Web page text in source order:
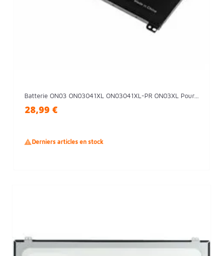
Batterie ON03 ON03041XL ON03041XL-PR ON03XL Pour...
28,99 €
Derniers articles en stock